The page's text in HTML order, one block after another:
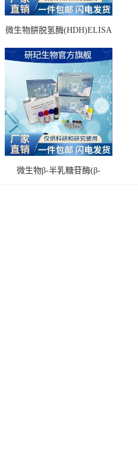
微生物肼脱氢酶(HDH)ELISA
微生物β-半乳糖苷酶(β-